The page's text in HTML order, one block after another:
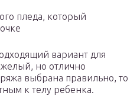
пледа, который
вариант для
но отлично
выбрана правильно, то
к телу ребенка.